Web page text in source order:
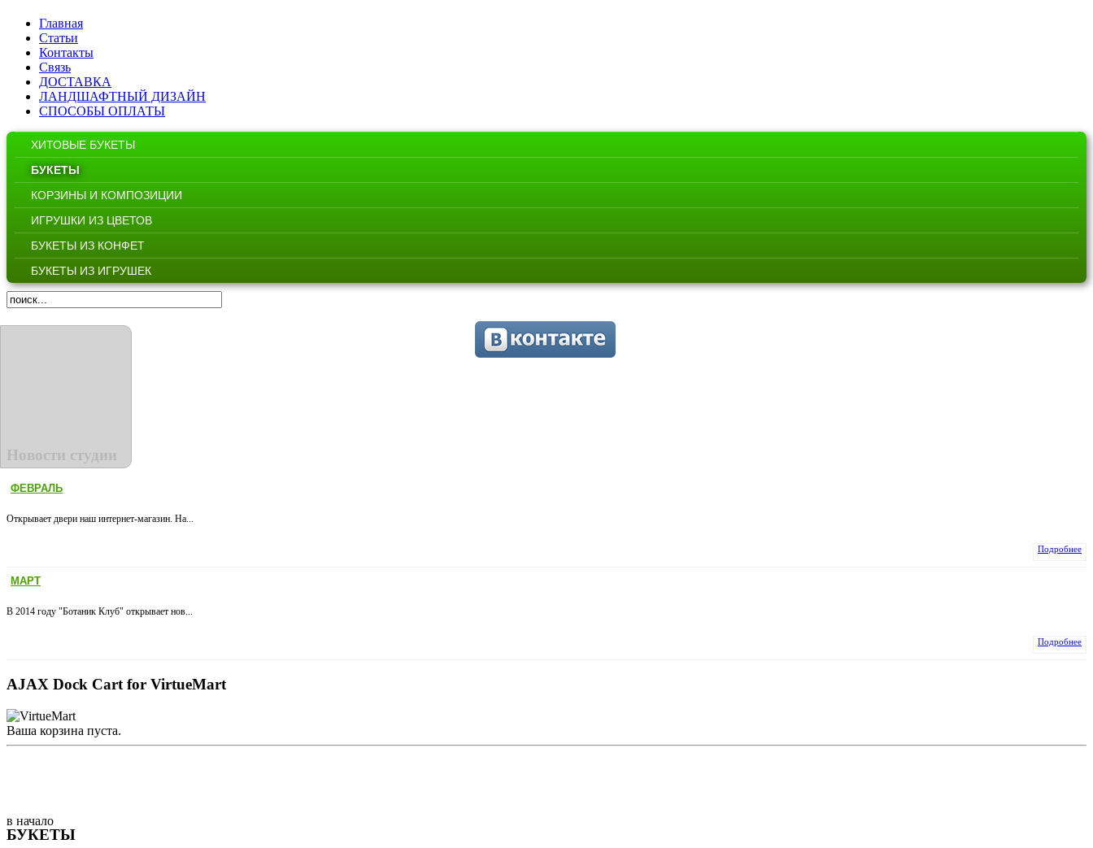
Главная
Статьи
Контакты
Связь
ДОСТАВКА
ЛАНДШАФТНЫЙ ДИЗАЙН
СПОСОБЫ ОПЛАТЫ
ХИТОВЫЕ БУКЕТЫ
БУКЕТЫ
КОРЗИНЫ И КОМПОЗИЦИИ
ИГРУШКИ ИЗ ЦВЕТОВ
БУКЕТЫ ИЗ КОНФЕТ
БУКЕТЫ ИЗ ИГРУШЕК
Новости студии
ФЕВРАЛЬ
Открывает двери наш интернет-магазин. На...
Подробнее
МАРТ
В 2014 году "Ботаник Клуб" открывает нов...
Подробнее
AJAX Dock Cart for VirtueMart
Ваша корзина пуста.
в начало
БУКЕТЫ